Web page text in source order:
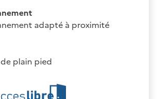
adapté à proximité
plain pied